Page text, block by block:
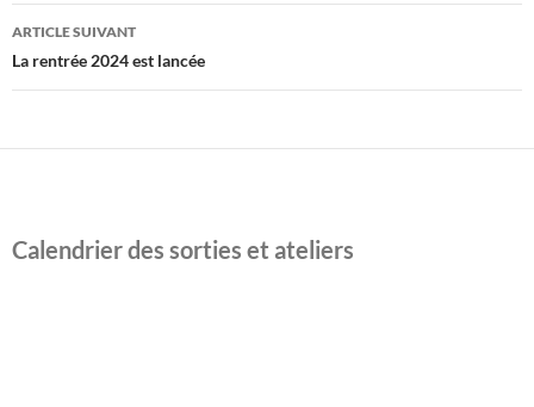
articles
ARTICLE SUIVANT
La rentrée 2024 est lancée
Calendrier des sorties et ateliers